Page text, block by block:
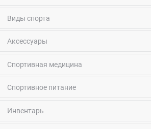
Виды спорта
Аксессуары
Спортивная медицина
Спортивное питание
Инвентарь